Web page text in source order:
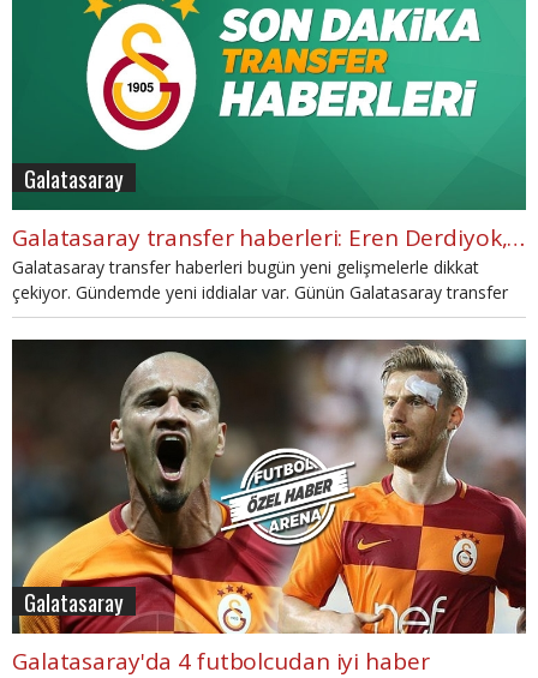
Galatasaray
Galatasaray transfer haberleri: Eren Derdiyok, Mathieu Valbuena (5 Ağustos Pazar 2018)
Galatasaray transfer haberleri bugün yeni gelişmelerle dikkat
çekiyor. Gündemde yeni iddialar var. Günün Galatasaray transfer
haberlerini sizler için derledik...
Galatasaray
Galatasaray'da 4 futbolcudan iyi haber